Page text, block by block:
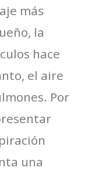
más
la
hace
el aire
Por
una